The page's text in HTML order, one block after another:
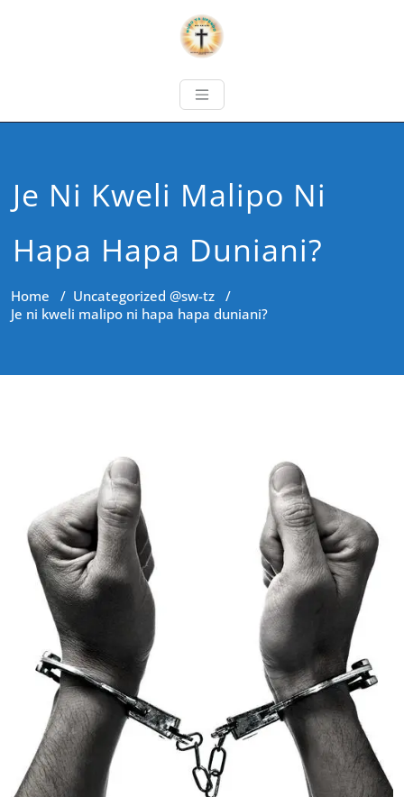
Je Ni Kweli Malipo Ni
Hapa Hapa Duniani?
Home / Uncategorized @sw-tz /
Je ni kweli malipo ni hapa hapa duniani?